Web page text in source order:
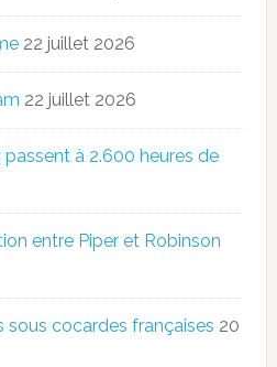
22 juillet 2026
22 juillet 2026
à 2.600 heures de
entre Piper et Robinson
sous cocardes françaises 20